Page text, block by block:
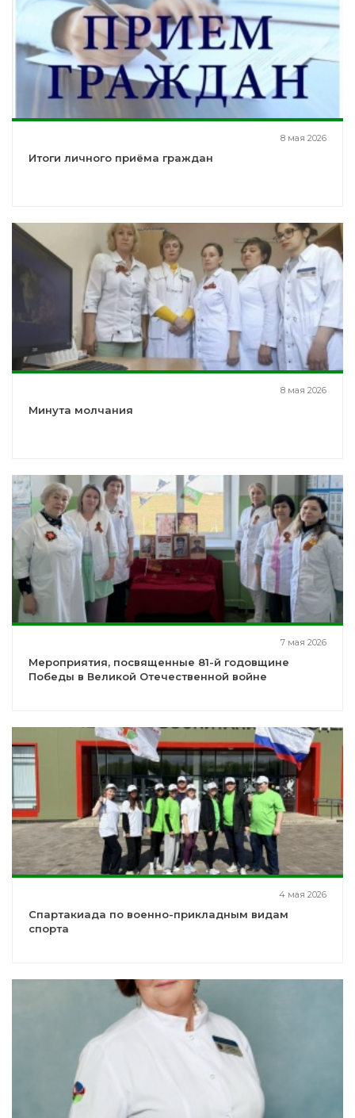
8 мая 2026
Итоги личного приёма граждан
8 мая 2026
Минута молчания
7 мая 2026
Мероприятия, посвященные 81-й годовщине
Победы в Великой Отечественной войне
4 мая 2026
Спартакиада по военно-прикладным видам
спорта